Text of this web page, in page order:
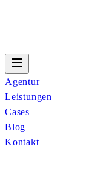
Agentur
Leistungen
Cases
Blog
Kontakt